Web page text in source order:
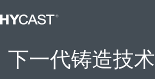
下一代铸造技术